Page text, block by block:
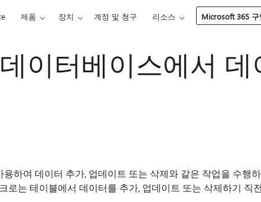
제품 장치 계정 및 청구 리소스 Microsoft 365 구
이터베이스에서
하여 데이터 추가, 업데이트 또는 삭제와 같은 작업을 수행
로는 테이블에서 데이터를 추가, 업데이트 또는 삭제하기 직